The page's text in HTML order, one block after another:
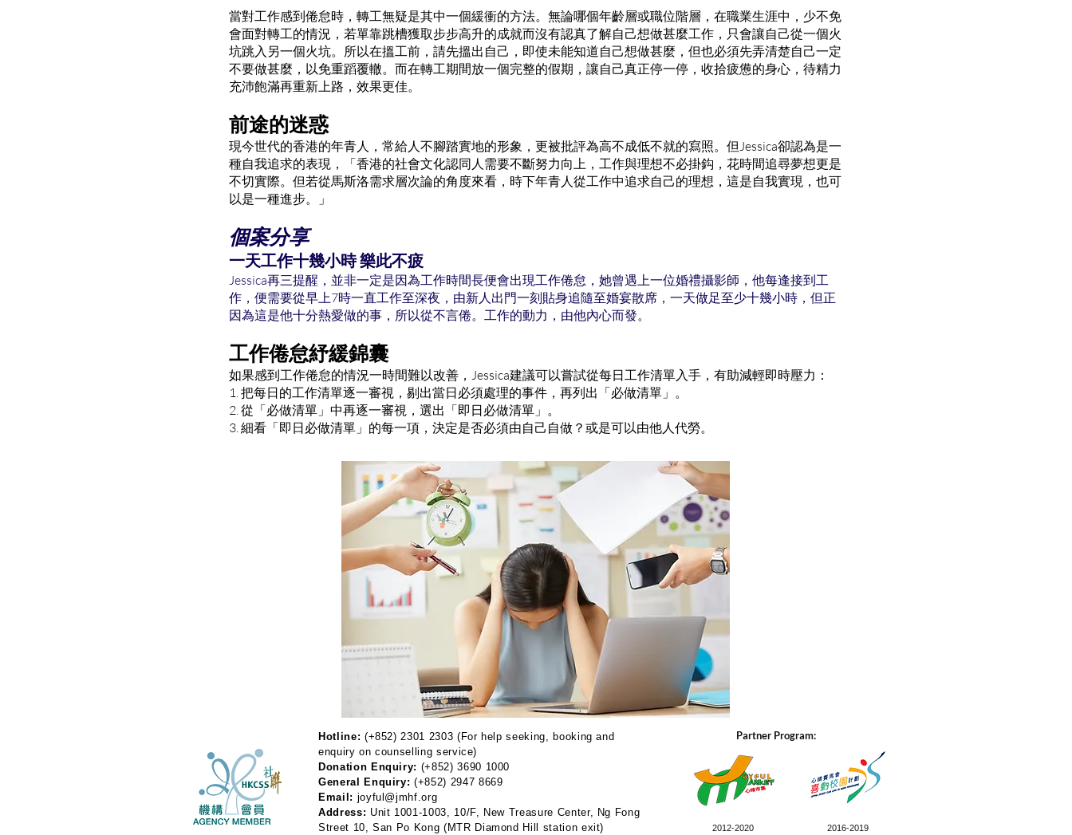
當對工作感到倦怠時，轉工無疑是其中一個緩衝的方法。無論哪個年齡層或職位階層，在職業生涯中，少不免
會面對轉工的情況，若單靠跳槽獲取步步高升的成就而沒有認真了解自己想做甚麼工作，只會讓自己從一個火
坑跳入另一個火坑。所以在搵工前，請先搵出自己，即使未能知道自己想做甚麼，但也必須先弄清楚自己一定
不要做甚麼，以免重蹈覆轍。而在轉工期間放一個完整的假期，讓自己真正停一停，收拾疲憊的身心，待精力
充沛飽滿再重新上路，效果更佳。
前途的迷惑
現今世代的香港的年青人，常給人不腳踏實地的形象，更被批評為高不成低不就的寫照。但Jessica卻認為是一
種自我追求的表現，「香港的社會文化認同人需要不斷努力向上，工作與理想不必掛鈎，花時間追尋夢想更是
不切實際。但若從馬斯洛需求層次論的角度來看，時下年青人從工作中追求自己的理想，這是自我實現，也可
以是一種進步。」
個案分享
一天工作十幾小時 樂此不疲
Jessica再三提醒，並非一定是因為工作時間長便會出現工作倦怠，她曾遇上一位婚禮攝影師，他每逢接到工
作，便需要從早上7時一直工作至深夜，由新人出門一刻貼身追隨至婚宴散席，一天做足至少十幾小時，但正
因為這是他十分熱愛做的事，所以從不言倦。工作的動力，由他內心而發。
工作倦怠紓緩錦囊
如果感到工作倦怠的情況一時間難以改善，Jessica建議可以嘗試從每日工作清單入手，有助減輕即時壓力：
1. 把每日的工作清單逐一審視，剔出當日必須處理的事件，再列出「必做清單」。
2. 從「必做清單」中再逐一審視，選出「即日必做清單」。
3. 細看「即日必做清單」的每一項，決定是否必須由自己自做？或是可以由他人代勞。
Hotline: (+852) 2301 2303 (For help seeking, booking and
enquiry on counselling service)
Donation Enquiry: (+852) 3690 1000
General Enquiry: (+852) 2947 8669
Email: joyful@jmhf.org
Address: Unit 1001-1003, 10/F, New Treasure Center, Ng Fong
Street 10, San Po Kong (MTR Diamond Hill station exit)
Partner Program:
2012-2020 2016-2019